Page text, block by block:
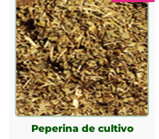
Peperina de cultivo